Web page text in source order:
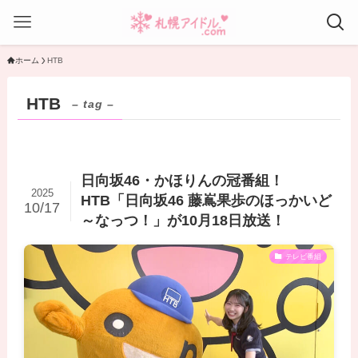
ホーム HTB
HTB – tag –
日向坂46・かほりんの冠番組！
HTB「日向坂46 藤嶌果歩のほっかいど
～なっつ！」が10月18日放送！
2025
10/17
テレビ番組